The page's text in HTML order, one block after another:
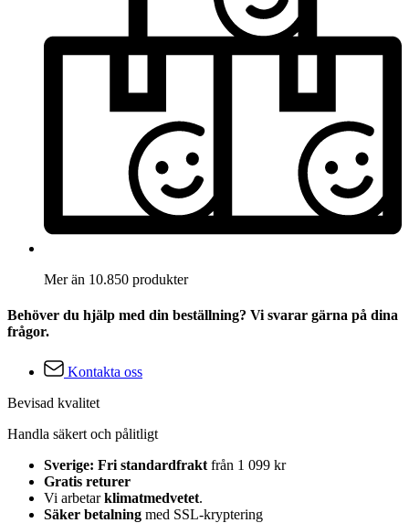
Mer än 10.850 produkter
Behöver du hjälp med din beställning? Vi svarar gärna på dina
frågor.
Kontakta oss
Bevisad kvalitet
Handla säkert och pålitligt
Sverige: Fri standardfrakt från 1 099 kr
Gratis returer
Vi arbetarklimatmedvetet.
Säker betalning med SSL-kryptering